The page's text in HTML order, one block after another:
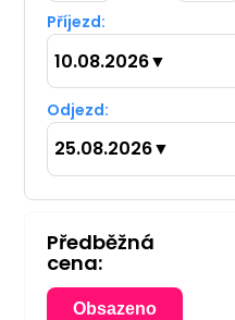
Příjezd:
10.08.2026▼
Odjezd:
25.08.2026▼
Předběžná
cena:
Obsazeno